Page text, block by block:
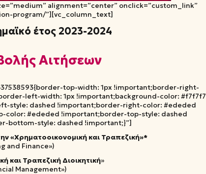
alignment=”center” onclick=”custom_link”
program/”][vc_column_text]
έτος 2023-2024
Αιτήσεων
top-width: 1px !important;border-right-
left-width: 1px !important;background-color: #f7f7f7
style: dashed !important;border-right-color: #ededed
#ededed !important;border-top-style: dashed
bottom-style: dashed !important;}”]
«Χρηματοοικονομική και Τραπεζική»*
and Finance»)
και Τραπεζική Διοικητική»
Management»)